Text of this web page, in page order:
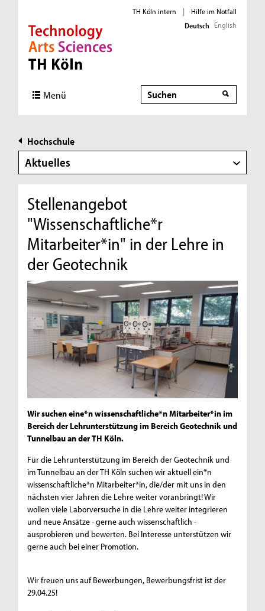
Direkt zur Hauptnavigation
Direkt zur Subnavigation
Direkt zum Inhalt
Direkt zum Fußbereich
TH Köln intern |
Hilfe im Notfall
Deutsch English
Menü Suche
Hochschule
Aktuelles
Stellenangebot
"Wissenschaftliche*r
Mitarbeiter*in" in der Lehre in
der Geotechnik
Wir suchen eine*n wissenschaftliche*n Mitarbeiter*in im
Bereich der Lehrunterstützung im Bereich Geotechnik und
Tunnelbau an der TH Köln.
Für die Lehrunterstützung im Bereich der Geotechnik und
im Tunnelbau an der TH Köln suchen wir aktuell ein*n
wissenschaftliche*n Mitarbeiter*in, die/der mit uns in den
nächsten vier Jahren die Lehre weiter voranbringt! Wir
wollen viele Laborversuche in die Lehre weiter integrieren
und neue Ansätze - gerne auch wissenschaftlich -
ausprobieren und bewerten. Bei Interesse unterstützen wir
gerne auch bei einer Promotion.
Wir freuen uns auf Bewerbungen, Bewerbungsfrist ist der
29.04.25!